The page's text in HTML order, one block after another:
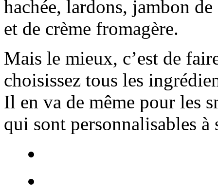
hachée, lardons, jambon
et de crème fromagère.
Mais le mieux, c’est de
choisissez tous les
Il en va de même pour les
qui sont personnalisables à